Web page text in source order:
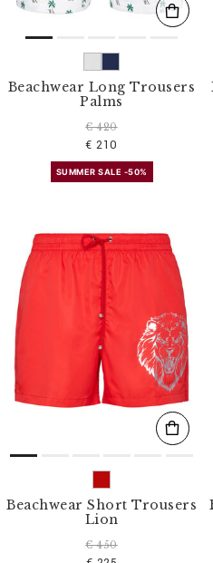
Beachwear Long Trousers
Palms
€ 420
€ 210
SUMMER SALE -50%
Beachwear Short Trousers
Lion
€ 450